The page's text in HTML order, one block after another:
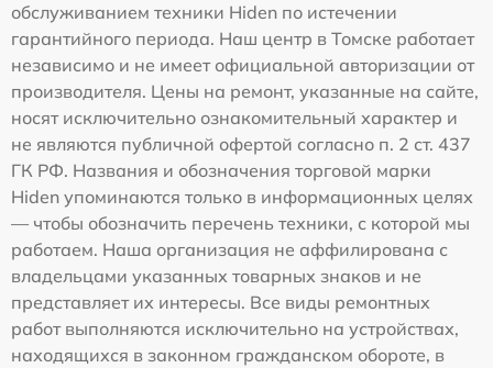
обслуживанием техники Hiden по истечении
гарантийного периода. Наш центр в Томске работает
независимо и не имеет официальной авторизации от
производителя. Цены на ремонт, указанные на сайте,
носят исключительно ознакомительный характер и
не являются публичной офертой согласно п. 2 ст. 437
ГК РФ. Названия и обозначения торговой марки
Hiden упоминаются только в информационных целях
— чтобы обозначить перечень техники, с которой мы
работаем. Наша организация не аффилирована с
владельцами указанных товарных знаков и не
представляет их интересы. Все виды ремонтных
работ выполняются исключительно на устройствах,
находящихся в законном гражданском обороте, в